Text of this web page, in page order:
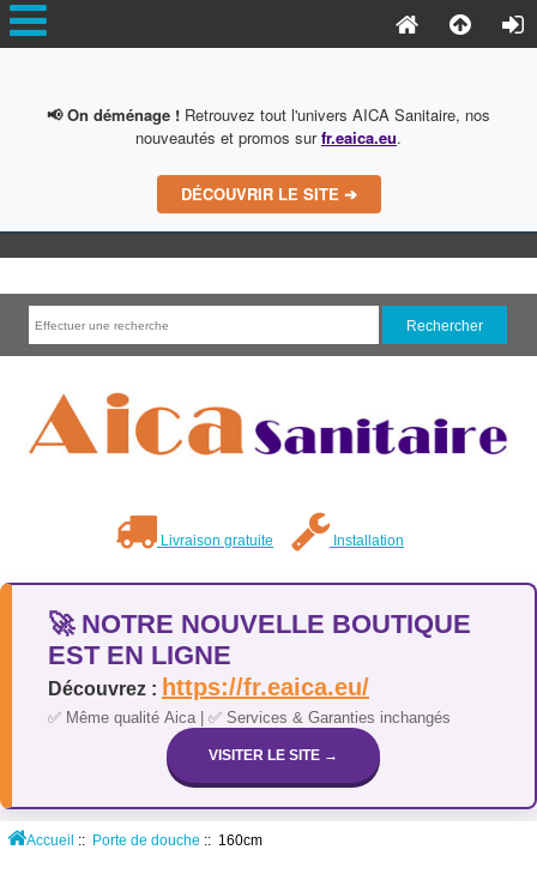
📢 On déménage ! Retrouvez tout l'univers AICA Sanitaire, nos
nouveautés et promos surfr.eaica.eu.
DÉCOUVRIR LE SITE ➔
Livraison gratuite Installation
🚀 NOTRE NOUVELLE BOUTIQUE
EST EN LIGNE
Découvrez : https://fr.eaica.eu/
✅ Même qualité Aica | ✅ Services & Garanties inchangés
VISITER LE SITE →
Accueil :: Porte de douche :: 160cm